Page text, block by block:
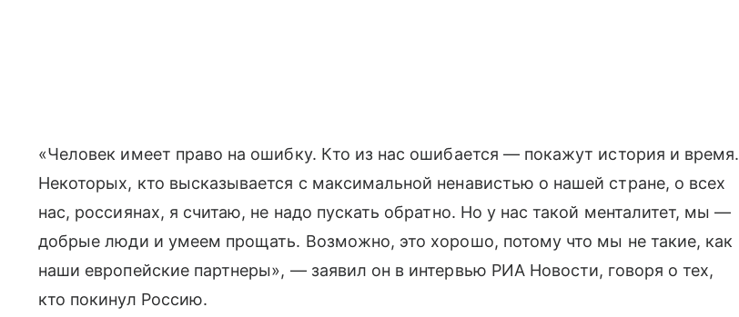
«Человек имеет право на ошибку. Кто из нас ошибается — покажут история и время.
Некоторых, кто высказывается с максимальной ненавистью о нашей стране, о всех
нас, россиянах, я считаю, не надо пускать обратно. Но у нас такой менталитет, мы —
добрые люди и умеем прощать. Возможно, это хорошо, потому что мы не такие, как
наши европейские партнеры», — заявил он в интервью РИА Новости, говоря о тех,
кто покинул Россию.